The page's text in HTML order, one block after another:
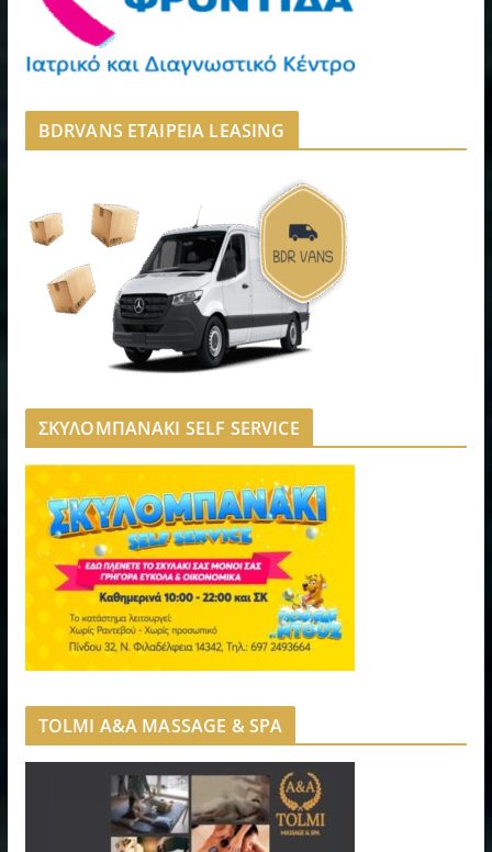
BDRVANS ΕΤΑΙΡΕΙΑ LEASING
ΣΚΥΛΟΜΠΑΝΑΚΙ SELF SERVICE
TOLMI A&A MASSAGE & SPA